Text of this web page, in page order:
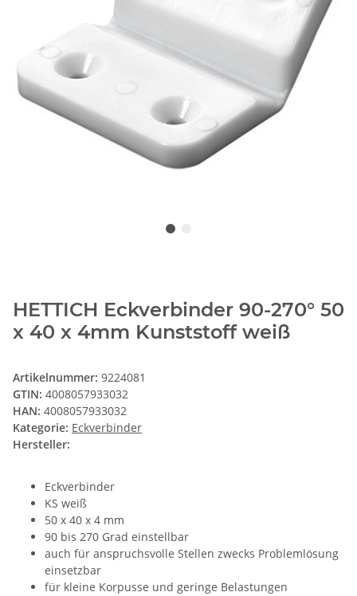
HETTICH Eckverbinder 90-270° 50
x 40 x 4mm Kunststoff weiß
Artikelnummer: 9224081
GTIN: 4008057933032
HAN: 4008057933032
Kategorie: Eckverbinder
Hersteller:
Eckverbinder
KS weiß
50 x 40 x 4 mm
90 bis 270 Grad einstellbar
auch für anspruchsvolle Stellen zwecks Problemlösung
einsetzbar
für kleine Korpusse und geringe Belastungen